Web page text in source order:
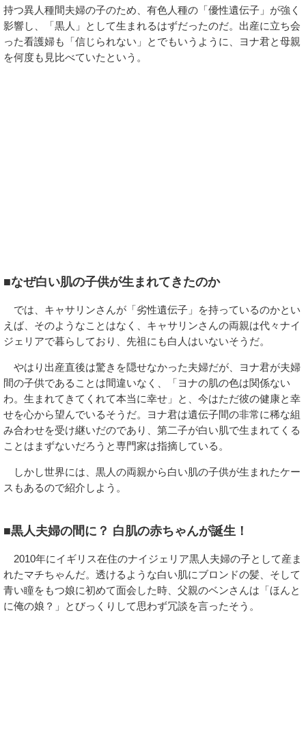
持つ異人種間夫婦の子のため、有色人種の「優性遺伝子」が強く
影響し、「黒人」として生まれるはずだったのだ。出産に立ち会
った看護婦も「信じられない」とでもいうように、ヨナ君と母親
を何度も見比べていたという。
■なぜ白い肌の子供が生まれてきたのか
では、キャサリンさんが「劣性遺伝子」を持っているのかとい
えば、そのようなことはなく、キャサリンさんの両親は代々ナイ
ジェリアで暮らしており、先祖にも白人はいないそうだ。
やはり出産直後は驚きを隠せなかった夫婦だが、ヨナ君が夫婦
間の子供であることは間違いなく、「ヨナの肌の色は関係ない
わ。生まれてきてくれて本当に幸せ」と、今はただ彼の健康と幸
せを心から望んでいるそうだ。ヨナ君は遺伝子間の非常に稀な組
み合わせを受け継いだのであり、第二子が白い肌で生まれてくる
ことはまずないだろうと専門家は指摘している。
しかし世界には、黒人の両親から白い肌の子供が生まれたケー
スもあるので紹介しよう。
■黒人夫婦の間に？ 白肌の赤ちゃんが誕生！
2010年にイギリス在住のナイジェリア黒人夫婦の子として産ま
れたマチちゃんだ。透けるような白い肌にブロンドの髪、そして
青い瞳をもつ娘に初めて面会した時、父親のベンさんは「ほんと
に俺の娘？」とびっくりして思わず冗談を言ったそう。